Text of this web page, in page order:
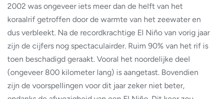
2002 was ongeveer iets meer dan de helft van het
koraalrif getroffen door de warmte van het zeewater en
dus verbleekt. Na de recordkrachtige El Niño van vorig jaar
zijn de cijfers nog spectaculairder. Ruim 90% van het rif is
toen beschadigd geraakt. Vooral het noordelijke deel
(ongeveer 800 kilometer lang) is aangetast. Bovendien
zijn de voorspellingen voor dit jaar zeker niet beter,